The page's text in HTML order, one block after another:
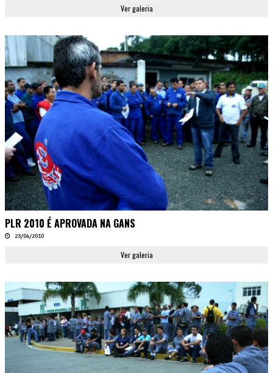
Ver galeria
PLR 2010 É APROVADA NA GANS
23/04/2010
Ver galeria